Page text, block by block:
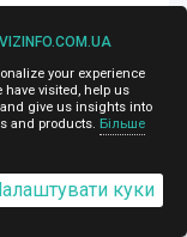
your experience
have visited, help us
give us insights into
and products. Більше
куки